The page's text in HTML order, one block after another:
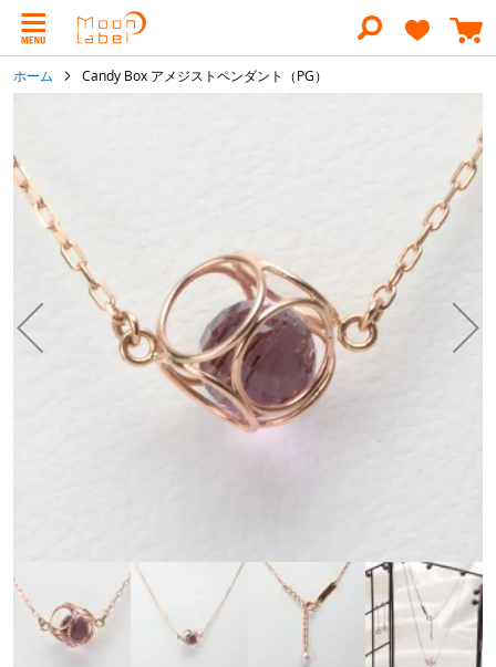
ン
ン
に
キ
ッ
検
ホーム Candy Box アメジストペンダント（PG）
ジ
ギ
最
後